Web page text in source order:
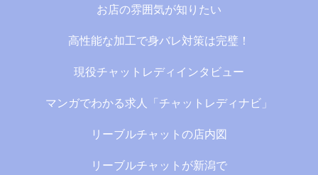
お店の雰囲気が知りたい
高性能な加工で身バレ対策は完璧！
現役チャットレディインタビュー
マンガでわかる求人「チャットレディナビ」
リーブルチャットの店内図
リーブルチャットが新潟で